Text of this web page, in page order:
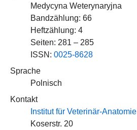
Medycyna Weterynaryjna
Bandzählung: 66
Heftzählung: 4
Seiten: 281 – 285
ISSN: 0025-8628
Sprache
Polnisch
Kontakt
Institut für Veterinär-Anatomie
Koserstr. 20